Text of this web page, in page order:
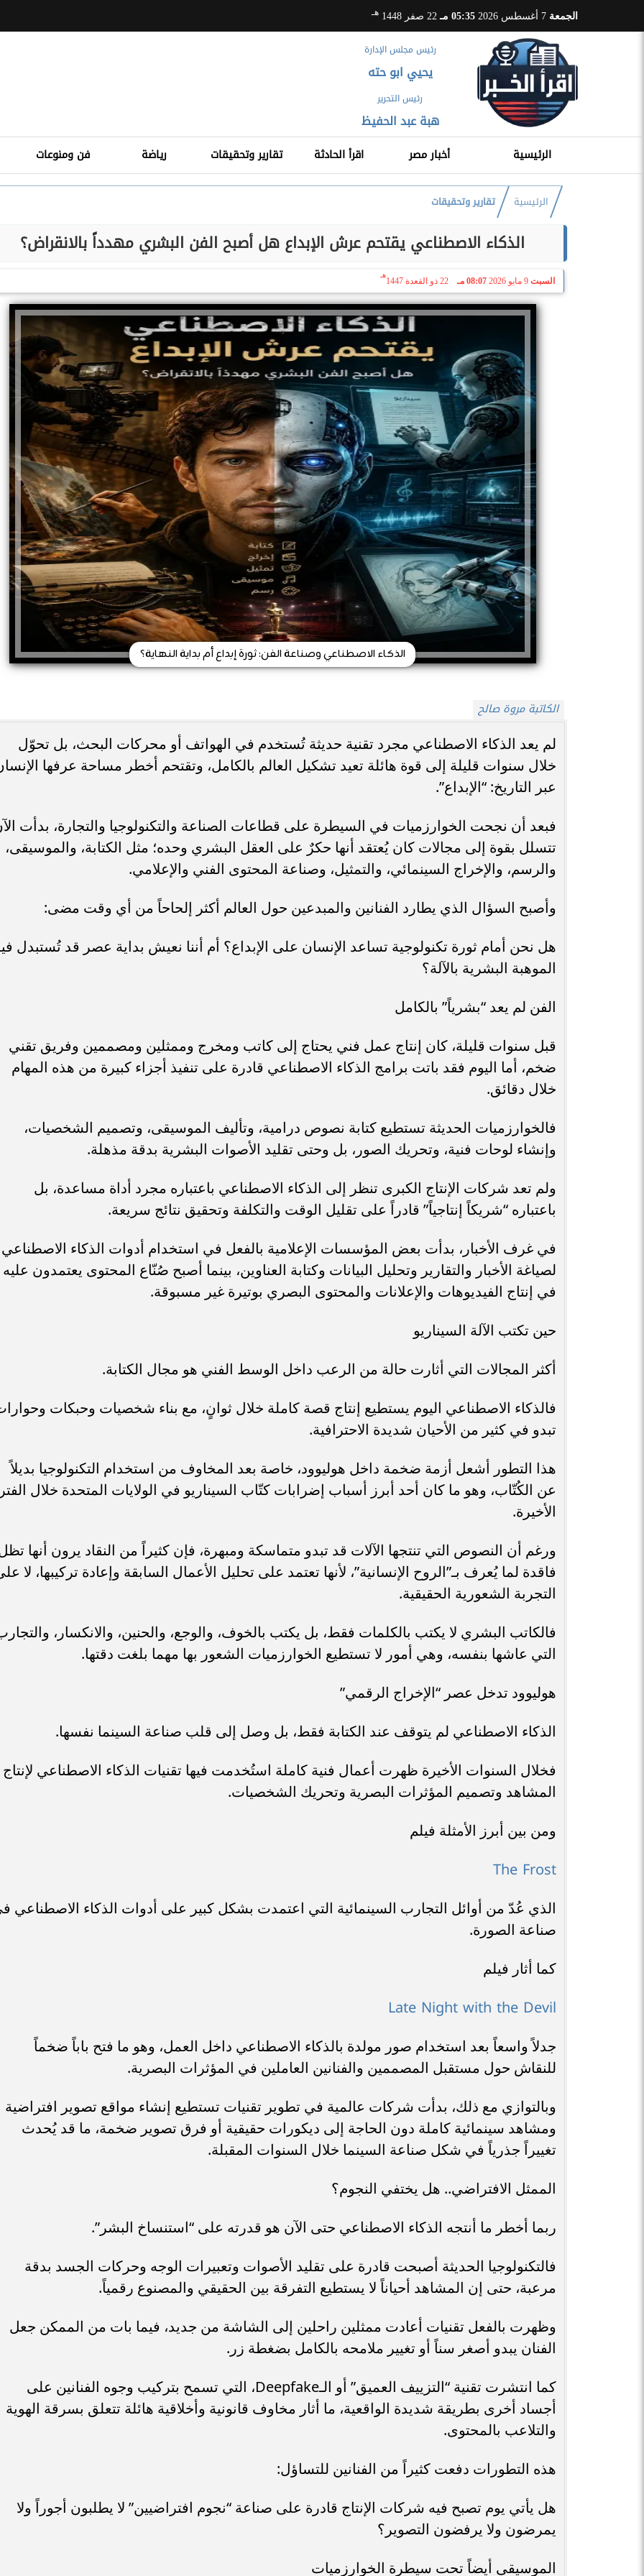
الجمعة 05:35 مـ 22 صفر 1448 هـ
رئيس مجلس الإدارة
يحيي ابو حته
رئيس التحرير
هبة عبد الحفيظ
الرئيسية أخبار مصر اقرأ الحادثة تقارير وتحقيقات رياضة فن ومنوعات
الرئيسية تقارير وتحقيقات
الذكاء الاصطناعي يقتحم عرش الإبداع هل أصبح الفن البشري مهدداً بالانقراض؟
السبت 9 مايو 2026 08:07 مـ 22 ذو القعدة 1447
هـ
الذكاء الاصطناعي وصناعة الفن: ثورة إبداع أم بداية النهاية؟
الكاتبة مروة صالح
لم يعد الذكاء الاصطناعي مجرد تقنية حديثة تُستخدم في الهواتف أو محركات البحث، بل تحوّل
خلال سنوات قليلة إلى قوة هائلة تعيد تشكيل العالم بالكامل، وتقتحم أخطر مساحة عرفها
عبر التاريخ: “الإبداع”.
فبعد أن نجحت الخوارزميات في السيطرة على قطاعات الصناعة والتكنولوجيا والتجارة، بدأت
تتسلل بقوة إلى مجالات كان يُعتقد أنها حكرٌ على العقل البشري وحده؛ مثل الكتابة، والموسيقى،
والرسم، والإخراج السينمائي، والتمثيل، وصناعة المحتوى الفني والإعلامي.
وأصبح السؤال الذي يطارد الفنانين والمبدعين حول العالم أكثر إلحاحاً من أي وقت مضى:
هل نحن أمام ثورة تكنولوجية تساعد الإنسان على الإبداع؟ أم أننا نعيش بداية عصر قد تُستبدل
الموهبة البشرية بالآلة؟
الفن لم يعد “بشرياً” بالكامل
قبل سنوات قليلة، كان إنتاج عمل فني يحتاج إلى كاتب ومخرج وممثلين ومصممين وفريق تقني
ضخم، أما اليوم فقد باتت برامج الذكاء الاصطناعي قادرة على تنفيذ أجزاء كبيرة من هذه المهام
خلال دقائق.
فالخوارزميات الحديثة تستطيع كتابة نصوص درامية، وتأليف الموسيقى، وتصميم الشخصيات،
وإنشاء لوحات فنية، وتحريك الصور، بل وحتى تقليد الأصوات البشرية بدقة مذهلة.
ولم تعد شركات الإنتاج الكبرى تنظر إلى الذكاء الاصطناعي باعتباره مجرد أداة مساعدة، بل
باعتباره “شريكاً إنتاجياً” قادراً على تقليل الوقت والتكلفة وتحقيق نتائج سريعة.
في غرف الأخبار، بدأت بعض المؤسسات الإعلامية بالفعل في استخدام أدوات الذكاء الاصطناعي
لصياغة الأخبار والتقارير وتحليل البيانات وكتابة العناوين، بينما أصبح صُنّاع المحتوى يعتمدون عليه
في إنتاج الفيديوهات والإعلانات والمحتوى البصري بوتيرة غير مسبوقة.
حين تكتب الآلة السيناريو
أكثر المجالات التي أثارت حالة من الرعب داخل الوسط الفني هو مجال الكتابة.
فالذكاء الاصطناعي اليوم يستطيع إنتاج قصة كاملة خلال ثوانٍ، مع بناء شخصيات وحبكات
تبدو في كثير من الأحيان شديدة الاحترافية.
هذا التطور أشعل أزمة ضخمة داخل هوليوود، خاصة بعد المخاوف من استخدام التكنولوجيا بديلاً
عن الكُتّاب، وهو ما كان أحد أبرز أسباب إضرابات كتّاب السيناريو في الولايات المتحدة خلال
الأخيرة.
ورغم أن النصوص التي تنتجها الآلات قد تبدو متماسكة ومبهرة، فإن كثيراً من النقاد يرون أنها
فاقدة لما يُعرف بـ”الروح الإنسانية”، لأنها تعتمد على تحليل الأعمال السابقة وإعادة تركيبها، لا
التجربة الشعورية الحقيقية.
فالكاتب البشري لا يكتب بالكلمات فقط، بل يكتب بالخوف، والوجع، والحنين، والانكسار،
التي عاشها بنفسه، وهي أمور لا تستطيع الخوارزميات الشعور بها مهما بلغت دقتها.
هوليوود تدخل عصر “الإخراج الرقمي”
الذكاء الاصطناعي لم يتوقف عند الكتابة فقط، بل وصل إلى قلب صناعة السينما نفسها.
فخلال السنوات الأخيرة ظهرت أعمال فنية كاملة استُخدمت فيها تقنيات الذكاء الاصطناعي لإنتاج
المشاهد وتصميم المؤثرات البصرية وتحريك الشخصيات.
ومن بين أبرز الأمثلة فيلم
The Frost
الذي عُدّ من أوائل التجارب السينمائية التي اعتمدت بشكل كبير على أدوات الذكاء الاصطناعي
صناعة الصورة.
كما أثار فيلم
Late Night with the Devil
جدلاً واسعاً بعد استخدام صور مولدة بالذكاء الاصطناعي داخل العمل، وهو ما فتح باباً ضخماً
للنقاش حول مستقبل المصممين والفنانين العاملين في المؤثرات البصرية.
وبالتوازي مع ذلك، بدأت شركات عالمية في تطوير تقنيات تستطيع إنشاء مواقع تصوير افتراضية
ومشاهد سينمائية كاملة دون الحاجة إلى ديكورات حقيقية أو فرق تصوير ضخمة، ما قد يُحدث
تغييراً جذرياً في شكل صناعة السينما خلال السنوات المقبلة.
الممثل الافتراضي.. هل يختفي النجوم؟
ربما أخطر ما أنتجه الذكاء الاصطناعي حتى الآن هو قدرته على “استنساخ البشر”.
فالتكنولوجيا الحديثة أصبحت قادرة على تقليد الأصوات وتعبيرات الوجه وحركات الجسد بدقة
مرعبة، حتى إن المشاهد أحياناً لا يستطيع التفرقة بين الحقيقي والمصنوع رقمياً.
وظهرت بالفعل تقنيات أعادت ممثلين راحلين إلى الشاشة من جديد، فيما بات من الممكن جعل
الفنان يبدو أصغر سناً أو تغيير ملامحه بالكامل بضغطة زر.
كما انتشرت تقنية “التزييف العميق” أو الـDeepfake، التي تسمح بتركيب وجوه الفنانين على
أجساد أخرى بطريقة شديدة الواقعية، ما أثار مخاوف قانونية وأخلاقية هائلة تتعلق بسرقة الهوية
والتلاعب بالمحتوى.
هذه التطورات دفعت كثيراً من الفنانين للتساؤل:
هل يأتي يوم تصبح فيه شركات الإنتاج قادرة على صناعة “نجوم افتراضيين” لا يطلبون أجوراً ولا
يمرضون ولا يرفضون التصوير؟
الموسيقى أيضاً تحت سيطرة الخوارزميات